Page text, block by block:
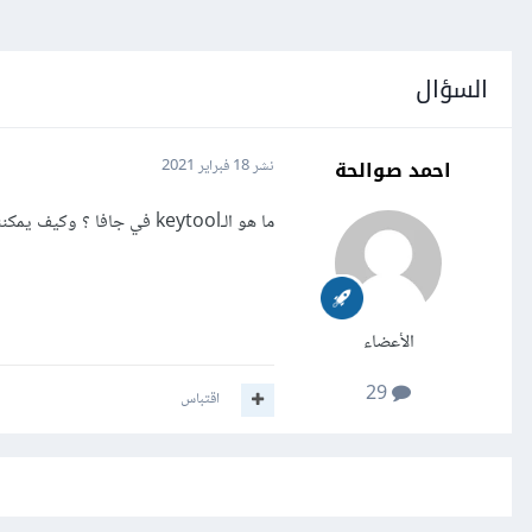
السؤال
احمد صوالحة
الأعضاء
نشر18 فبراير 2021
ما هو الـkeytool في جافا ؟ وكيف يمكنني إستخدامه ؟
اقتباس